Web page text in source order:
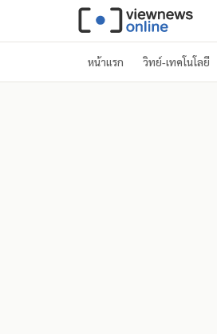
หน้าแรก วิทย์-เทคโนโลยี